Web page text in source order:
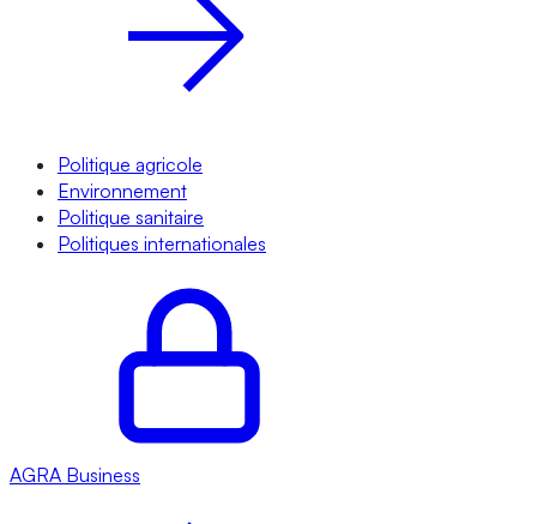
Politique agricole
Environnement
Politique sanitaire
Politiques internationales
AGRA Business